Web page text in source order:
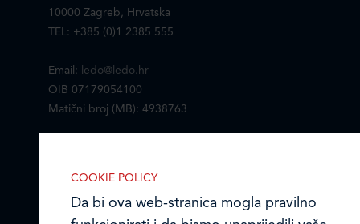
10000 Zagreb, Hrvatska
TEL: +385 (0)1 2385 555
Email:
ledo@ledo.hr
OIB 07179054100
Matični broj (MB): 4938763
COOKIE POLICY
Da bi ova web-stranica mogla pravilno